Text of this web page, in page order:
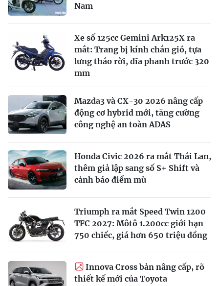
Nam
Xe số 125cc Gemini Ark125X ra
mắt: Trang bị kính chắn gió, tựa
lưng tháo rời, đĩa phanh trước 320
mm
Mazda3 và CX-30 2026 nâng cấp
động cơ hybrid mới, tăng cường
công nghệ an toàn ADAS
Honda Civic 2026 ra mắt Thái Lan,
thêm giả lập sang số S+ Shift và
cảnh báo điểm mù
Triumph ra mắt Speed Twin 1200
TFC 2027: Môtô 1.200cc giới hạn
750 chiếc, giá hơn 650 triệu đồng
Innova Cross bản nâng cấp, rõ
thiết kế mới của Toyota